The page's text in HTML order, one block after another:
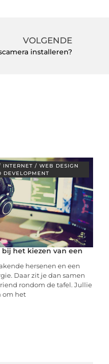
VOLGENDE
installeren?
INTERNET / WEB DESIGN
DEVELOPMENT
het kiezen van een
hersenen en een
Daar zit je dan samen
rondom de tafel. Jullie
om het